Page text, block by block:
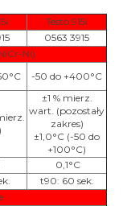
Testo 915i
0563 3915
Ni)
-50 do +400°C
±1 % mierz.
wart. (pozostały
zakres)
±1,0°C (-50 do
+100°C)
0,1°C
t90: 60 sek.